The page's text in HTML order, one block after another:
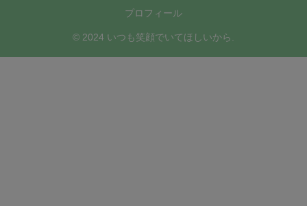
プロフィール
© 2024 いつも笑顔でいてほしいから.